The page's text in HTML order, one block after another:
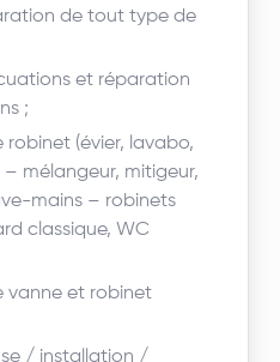
de tout type de
et réparation
;
robinet (évier, lavabo,
mélangeur, mitigeur,
mains – robinets
classique, WC
vanne et robinet
/ installation /